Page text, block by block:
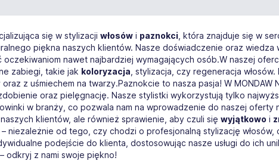
się w stylizacji włosów i paznokci , która znajduje się w
piękna naszych klientów. Nasze doświadczenie oraz wiedza
nawet najbardziej wymagających osób.W naszej
zabiegi, takie jak koloryzacja , stylizacja, czy regeneracja
z uśmiechem na twarzy.Paznokcie to nasza pasja! W MONDAW
oraz pielęgnację. Nasze stylistki wykorzystują tylko
w branży, co pozwala nam na wprowadzenie do naszej oferty
klientów, ale również sprawienie, aby czuli się wyjątkowo i
niezależnie od tego, czy chodzi o profesjonalną stylizację
podejście do klienta, dostosowując nasze usługi do ich
odkryj z nami swoje piękno!